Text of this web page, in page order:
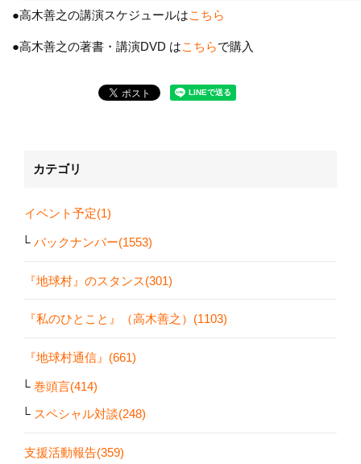
●高木善之の講演スケジュールはこちら
●高木善之の著書・講演DVD はこちらで購入
カテゴリ
イベント予定(1)
バックナンバー(1553)
『地球村』のスタンス(301)
『私のひとこと』（高木善之）(1103)
『地球村通信』(661)
巻頭言(414)
スペシャル対談(248)
支援活動報告(359)